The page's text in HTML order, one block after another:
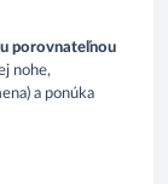
porovnateľnou
nohe,
a ponúka